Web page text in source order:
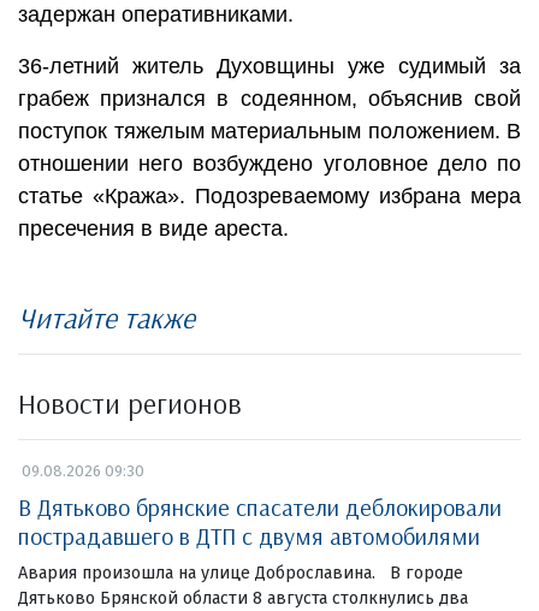
задержан оперативниками.
36-летний житель Духовщины уже судимый за
грабеж признался в содеянном, объяснив свой
поступок тяжелым материальным положением. В
отношении него возбуждено уголовное дело по
статье «Кража». Подозреваемому избрана мера
пресечения в виде ареста.
Читайте также
Новости регионов
09.08.2026 09:30
В Дятьково брянские спасатели деблокировали
пострадавшего в ДТП с двумя автомобилями
Авария произошла на улице Доброславина. В городе
Дятьково Брянской области 8 августа столкнулись два